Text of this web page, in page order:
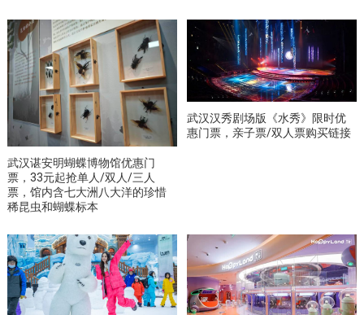
武汉谌安明蝴蝶博物馆优惠门
票，33元起抢单人/双人/三人
票，馆内含七大洲八大洋的珍惜
稀昆虫和蝴蝶标本
武汉汉秀剧场版《水秀》限时优
惠门票，亲子票/双人票购买链接